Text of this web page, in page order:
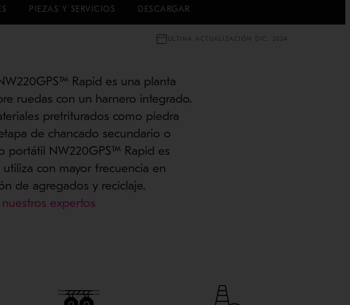
PIEZAS Y SERVICIOS DESCARGAR
ÚLTIMA ACTUALIZACIÓN DIC. 2024
Rapid es una planta
ruedas con un harnero integrado.
pretriturados como piedra
de chancado secundario o
portátil NW220GPS™ Rapid es
con mayor frecuencia en
de agregados y reciclaje.
expertos